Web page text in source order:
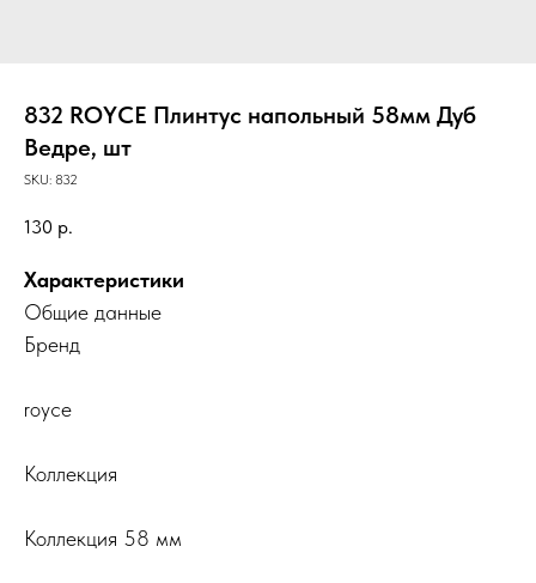
832 ROYCE Плинтус напольный 58мм Дуб
Ведре, шт
SKU: 832
130 р.
Характеристики
Общие данные
Бренд
royce
Коллекция
Коллекция 58 мм